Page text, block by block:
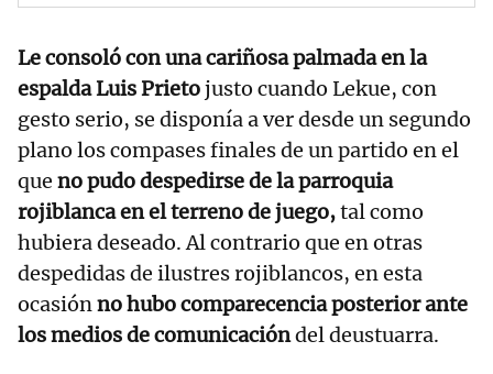
Le consoló con una cariñosa palmada en la
espalda Luis Prietojusto cuando Lekue, con
gesto serio, se disponía a ver desde un segundo
plano los compases finales de un partido en el
que no pudo despedirse de la parroquia
rojiblanca en el terreno de juego,tal como
hubiera deseado. Al contrario que en otras
despedidas de ilustres rojiblancos, en esta
ocasiónno hubo comparecencia posterior ante
los medios de comunicacióndel deustuarra.